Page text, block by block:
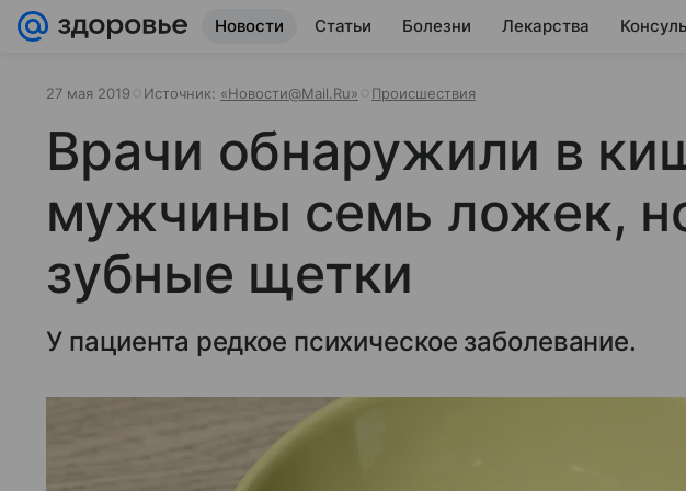
Новости Статьи Болезни Лекарства
27 мая 2019 Источник: «Новости@Mail.Ru» Происшествия
Врачи обнаружили в
мужчины семь ложек,
зубные щетки
У пациента редкое психическое заболевание.